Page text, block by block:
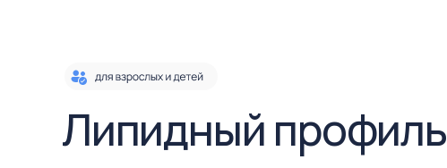
Липидный профиль